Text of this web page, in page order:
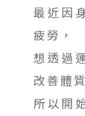
最近因
疲勞，
想透過
改善體
所以開